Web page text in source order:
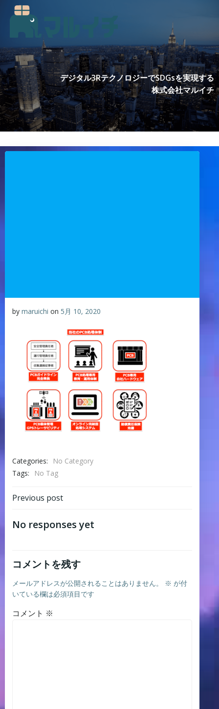
ツ
へ
ス
キ
ッ
プ
デジタル3RテクノロジーでSDGsを実現する
株式会社マルイチ
by maruichi on 5月 10, 2020
Categories:
No Category
Tags:
No Tag
Post
navigation
Previous post
No responses yet
コメントを残す
メールアドレスが公開されることはありません。 ※ が付
いている欄は必須項目です
コメント ※